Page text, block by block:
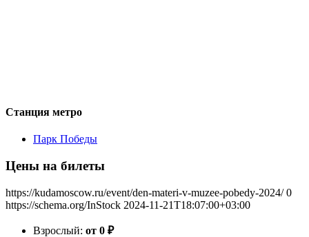
Станция метро
Парк Победы
Цены на билеты
https://kudamoscow.ru/event/den-materi-v-muzee-pobedy-2024/ 0
https://schema.org/InStock 2024-11-21T18:07:00+03:00
Взрослый: от 0 ₽